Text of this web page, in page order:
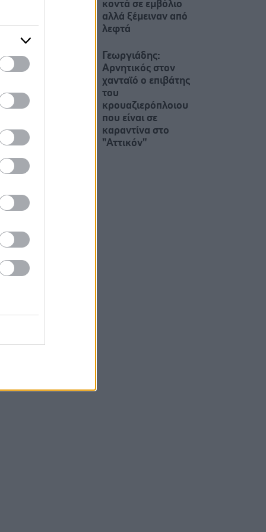
κοντά σε εμβόλιο
αλλά ξέμειναν από
λεφτά
Γεωργιάδης:
Αρνητικός στον
χανταϊό ο επιβάτης
του
κρουαζιερόπλοιου
που είναι σε
καραντίνα στο
"Αττικόν"